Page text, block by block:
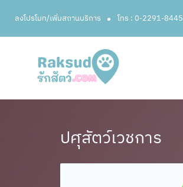
ลงโปรโมท/เพิ่มสถานบริการ โทร : 0-2291-8445
ปศุสัตว์เวชการ